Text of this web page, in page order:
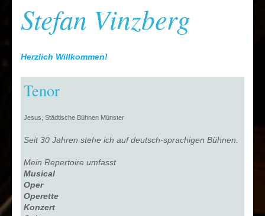
Stefan Vinzberg
Herzlich Willkommen!
Tenor
Jesus, Städtische Bühnen Münster
Seit 30 Jahren stehe ich auf deutsch-sprachigen Bühnen.
Mein Repertoire umfasst
Musical
Oper
Operette
Konzert